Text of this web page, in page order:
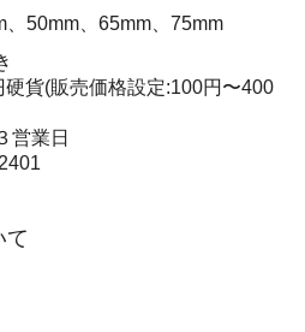
、50mm、65mm、75mm
硬貨(販売価格設定:100円〜400
営業日
て